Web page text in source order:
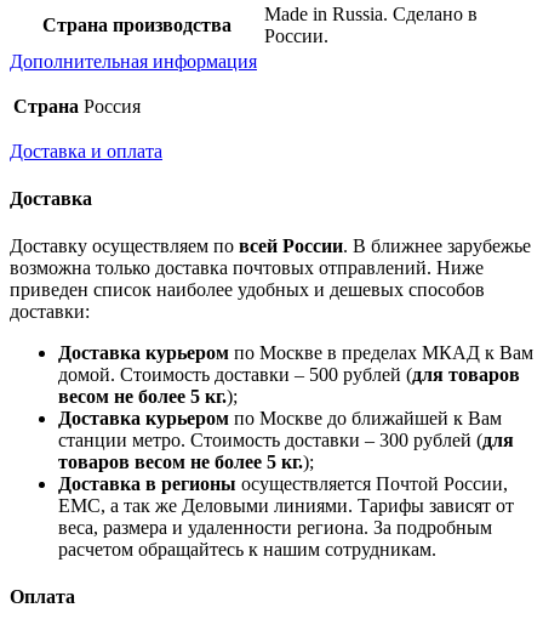
Страна производства
Made in Russia. Сделано в
России.
Дополнительная информация
Страна Россия
Доставка и оплата
Доставка
Доставку осуществляем по всей России. В ближнее зарубежье
возможна только доставка почтовых отправлений. Ниже
приведен список наиболее удобных и дешевых способов
доставки:
Доставка курьером по Москве в пределах МКАД к Вам
домой. Стоимость доставки – 500 рублей (для товаров
весом не более 5 кг.);
Доставка курьером по Москве до ближайшей к Вам
станции метро. Стоимость доставки – 300 рублей (для
товаров весом не более 5 кг.);
Доставка в регионы осуществляется Почтой России,
ЕМС, а так же Деловыми линиями. Тарифы зависят от
веса, размера и удаленности региона. За подробным
расчетом обращайтесь к нашим сотрудникам.
Оплата